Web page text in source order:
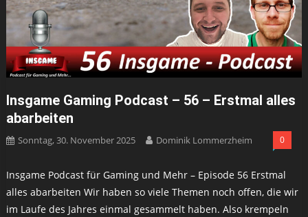
Insgame Gaming Podcast – 56 – Erstmal alles
abarbeiten
Sonntag, 30. November 2025 Dominik Lommerzheim 0
Insgame Podcast für Gaming und Mehr – Episode 56 Erstmal
alles abarbeiten Wir haben so viele Themen noch offen, die wir
im Laufe des Jahres einmal gesammelt haben. Also krempeln